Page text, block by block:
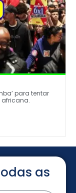
para tentar
africana.
as